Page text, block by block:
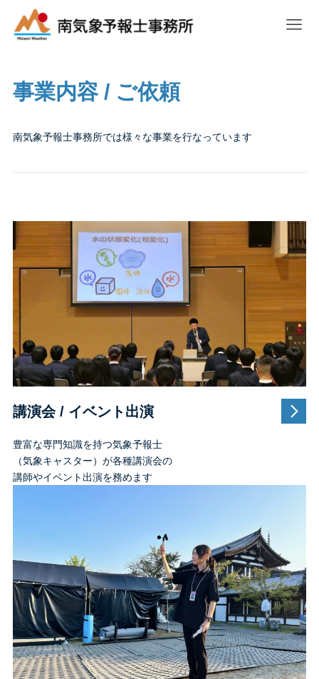
事業内容 / ご依頼
南気象予報士事務所では様々な事業を行なっています
講演会 / イベント出演
豊富な専門知識を持つ気象予報士
（気象キャスター）が各種講演会の
講師やイベント出演を務めます